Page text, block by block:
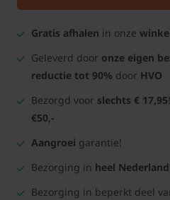
Gratis afhalen in onze
Geleverd door onze eigen
reductie tot 90% door HVO
Bezorgd voor slechts € 17,95
€50,-
Aangroei garantie!
Bezorging in heel
Bezorging in beperkt deel